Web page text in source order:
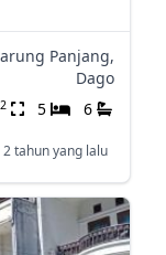
Panjang,
Dago
2 5 6
2 tahun yang lalu